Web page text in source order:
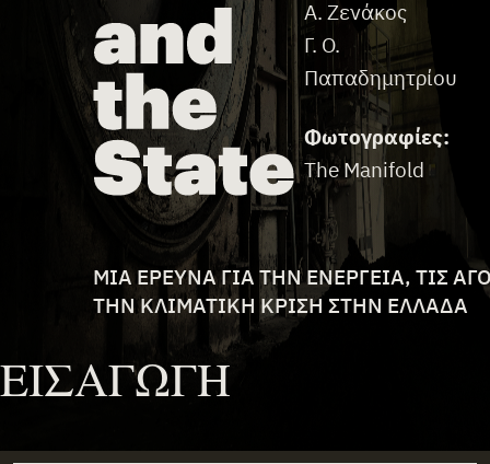
FILE DESCRIPTION
ΜΙΑ ΈΡΕΥΝΑ ΓΙΑ ΤΗΝ ΕΝΈΡΓΕΙΑ, ΤΙΣ
ΤΗΝ ΚΛΙΜΑΤΙΚΉ ΚΡΊΣΗ ΣΤΗΝ ΕΛΛΆΔΑ
Α. Ζενάκος
Γ. Ο.
Παπαδημητρίου
Φωτογραφίες:
The Manifold
ΕΙΣΑΓΩΓΗ